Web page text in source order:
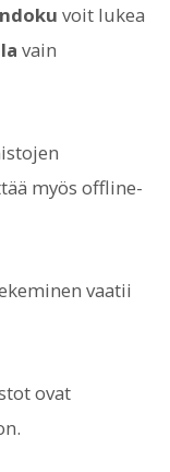
voit lukea
vain
myös offline-
vaatii
ovat